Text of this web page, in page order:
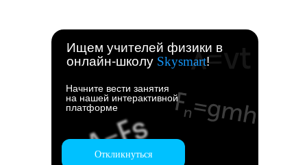
Ищем учителей физики в
онлайн-школу Skysmart!
Начните вести занятия
на нашей интерактивной
платформе
Откликнуться